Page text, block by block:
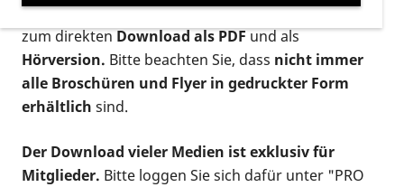
postalischen Bestellung als gedruckte Variante
zum direktenDownload als PDFund als
Hörversion. Bitte beachten Sie, dass nicht immer
alle Broschüren und Flyer in gedruckter Form
erhältlich sind.
Der Download vieler Medien ist exklusiv für
Mitglieder. Bitte loggen Sie sich dafür unter "PRO